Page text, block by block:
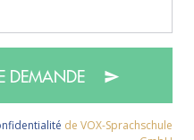
DEMANDE
de VOX-Sprachschule